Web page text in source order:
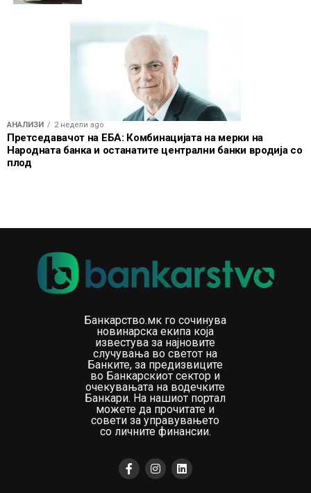
АНАЛИЗИ 2 недели ago
Претседавачот на ЕБА: Комбинацијата на мерки на
Народната банка и останатите централни банки вродија со
плод
Банкарство.мк го сочинува
новинарска екипа која
известува за најновите
случувања во светот на
Банките, за предизвиците
во Банкарскиот сектор и
очекувањата на водечките
Банкари. На нашиот портал
можете да прочитате и
совети за управувањето
со личните финансии.